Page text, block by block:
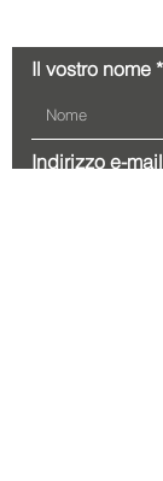
Il vostro nome
Indirizzo e-mail